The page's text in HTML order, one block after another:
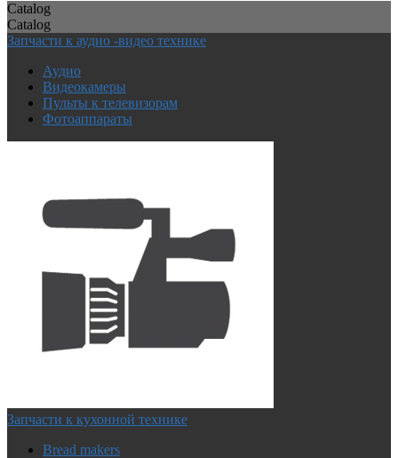
Catalog
Catalog
Запчасти к аудио -видео технике
Аудио
Видеокамеры
Пульты к телевизорам
Фотоаппараты
Запчасти к кухонной технике
Bread makers